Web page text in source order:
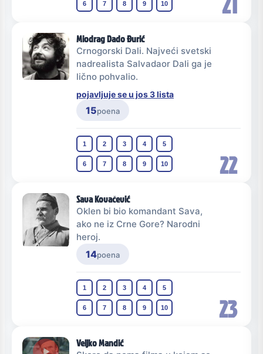
6 7 8 9 10
22
Miodrag Dado Đurić
Crnogorski Dali. Najveći svetski
nadrealista Salvadaor Dali ga je
lično pohvalio.
pojavljuje se u jos 3 lista
15poena
1 2 3 4 5
6 7 8 9 10
23
Sava Kovačević
Oklen bi bio komandant Sava,
ako ne iz Crne Gore? Narodni
heroj.
14poena
1 2 3 4 5
6 7 8 9 10
Veljko Mandić